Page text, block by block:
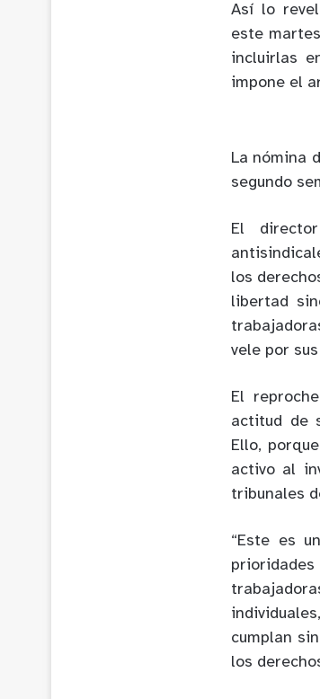
Así lo
este
incluirlas
impone el
La nómina
segundo
El
los
libertad
vele por
El
actitud de
Ello,
activo al
tribunales
“Este es
cumplan
los